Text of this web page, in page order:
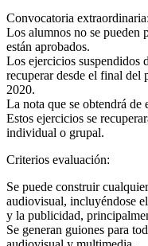
Convocatoria extraordinaria:
Los alumnos no se pueden
están aprobados.
Los ejercicios suspendidos
recuperar desde el final del
2020.
La nota que se obtendrá de
Estos ejercicios se
individual o grupal.
Criterios evaluación:
Se puede construir
audiovisual, incluyéndose
y la publicidad,
Se generan guiones para